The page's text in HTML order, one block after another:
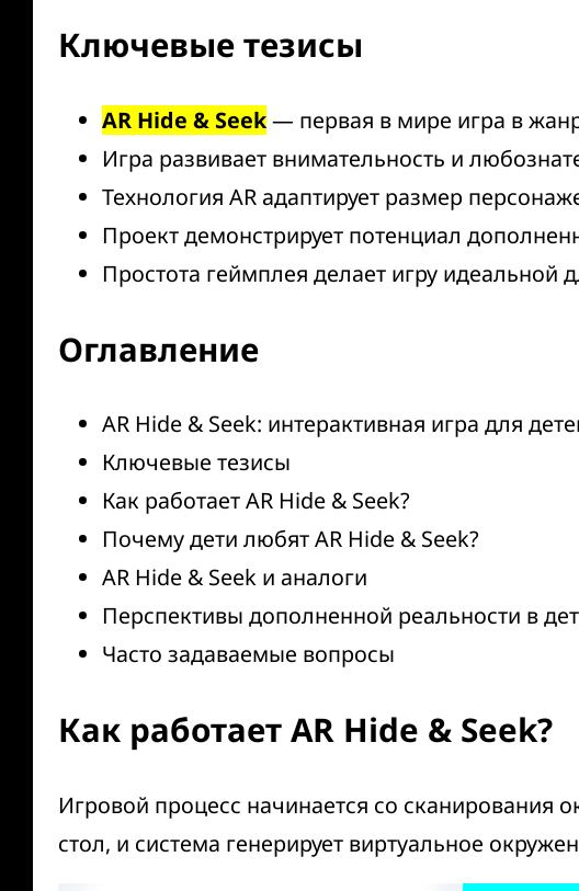
Ключевые тезисы
AR Hide & Seek— первая в мире игра в
Игра развивает внимательность и
Технология AR адаптирует размер
Проект демонстрирует потенциал
Простота геймплея делает игру
Оглавление
AR Hide & Seek: интерактивная игра для
Ключевые тезисы
Как работает AR Hide & Seek?
Почему дети любят AR Hide & Seek?
AR Hide & Seek и аналоги
Перспективы дополненной реальности в
Часто задаваемые вопросы
Как работает AR Hide & Seek?
Игровой процесс начинается со сканирования
стол, и система генерирует виртуальное